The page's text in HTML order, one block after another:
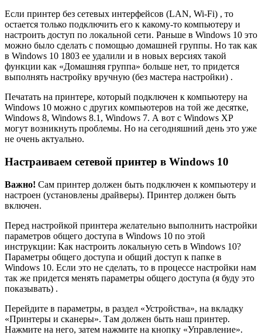
Если принтер без сетевых интерфейсов (LAN, Wi-Fi) , то
остается только подключить его к какому-то компьютеру и
настроить доступ по локальной сети. Раньше в Windows 10 это
можно было сделать с помощью домашней группы. Но так как
в Windows 10 1803 ее удалили и в новых версиях такой
функции как «Домашняя группа» больше нет, то придется
выполнять настройку вручную (без мастера настройки) .
Печатать на принтере, который подключен к компьютеру на
Windows 10 можно с других компьютеров на той же десятке,
Windows 8, Windows 8.1, Windows 7. А вот с Windows XP
могут возникнуть проблемы. Но на сегодняшний день это уже
не очень актуально.
Настраиваем сетевой принтер в Windows 10
Важно! Сам принтер должен быть подключен к компьютеру и
настроен (установлены драйверы). Принтер должен быть
включен.
Перед настройкой принтера желательно выполнить настройки
параметров общего доступа в Windows 10 по этой
инструкции: Как настроить локальную сеть в Windows 10?
Параметры общего доступа и общий доступ к папке в
Windows 10. Если это не сделать, то в процессе настройки нам
так же придется менять параметры общего доступа (я буду это
показывать) .
Перейдите в параметры, в раздел «Устройства», на вкладку
«Принтеры и сканеры». Там должен быть наш принтер.
Нажмите на него, затем нажмите на кнопку «Управление».